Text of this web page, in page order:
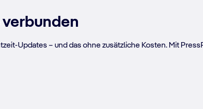
verbunden
Updates – und das ohne zusätzliche Kosten. Mit